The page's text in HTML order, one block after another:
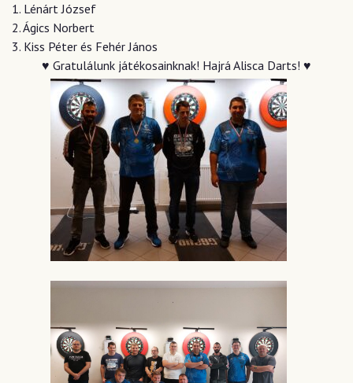
1. Lénárt József
2.Ágics Norbert
3. Kiss Péter és Fehér János
♥ Gratulálunk játékosainknak! Hajrá Alisca Darts! ♥